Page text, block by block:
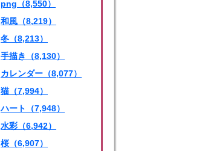
png（8,550）
和風（8,219）
冬（8,213）
手描き（8,130）
カレンダー（8,077）
猫（7,994）
ハート（7,948）
水彩（6,942）
桜（6,907）